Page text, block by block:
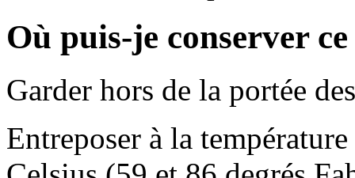
Où puis-je conserver
Garder hors de la portée
Entreposer à la